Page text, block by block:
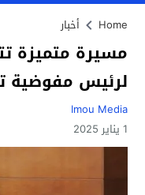
Home أخبار
مسيرة متميزة
لرئيس مفوضية
Imou Media
1 يناير 2025